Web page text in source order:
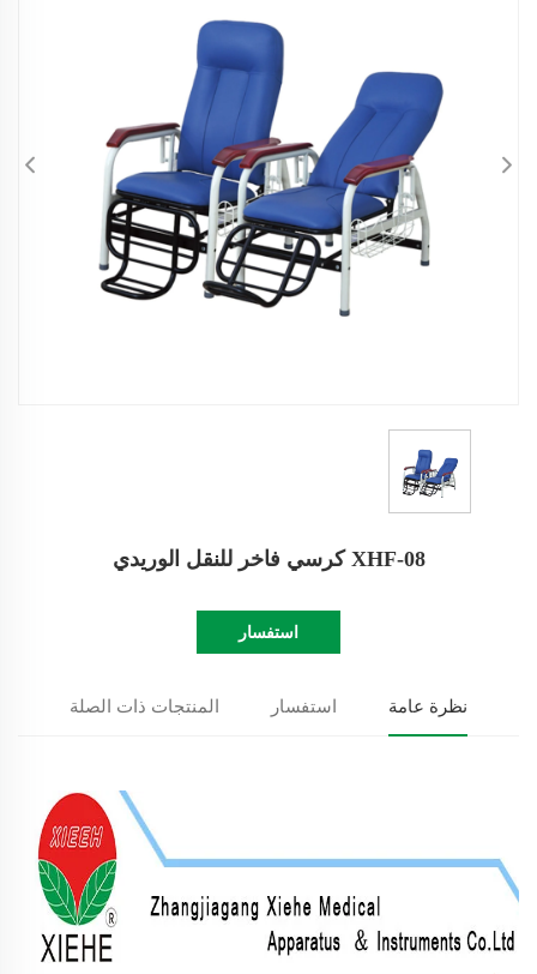
XHF-08 كرسي فاخر للنقل الوريدي
استفسار
نظرة عامة استفسار المنتجات ذات الصلة